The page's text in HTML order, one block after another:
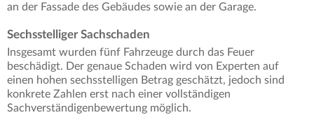
an der Fassade des Gebäudes sowie an der Garage.
Sechsstelliger Sachschaden
Insgesamt wurden fünf Fahrzeuge durch das Feuer
beschädigt. Der genaue Schaden wird von Experten auf
einen hohen sechsstelligen Betrag geschätzt, jedoch sind
konkrete Zahlen erst nach einer vollständigen
Sachverständigenbewertung möglich.